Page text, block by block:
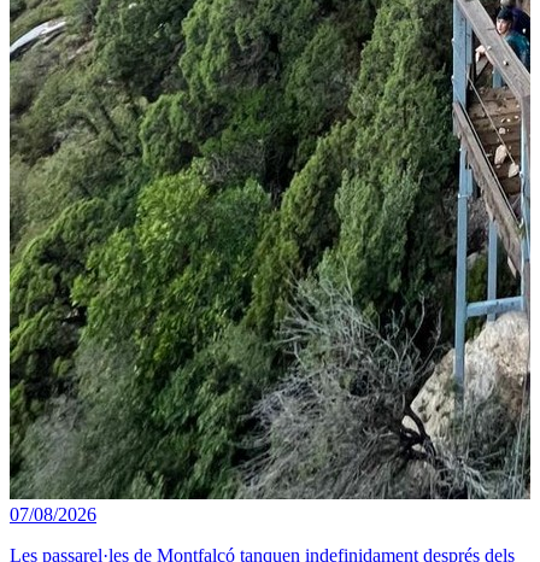
07/08/2026
Les passarel·les de Montfalcó tanquen indefinidament després dels